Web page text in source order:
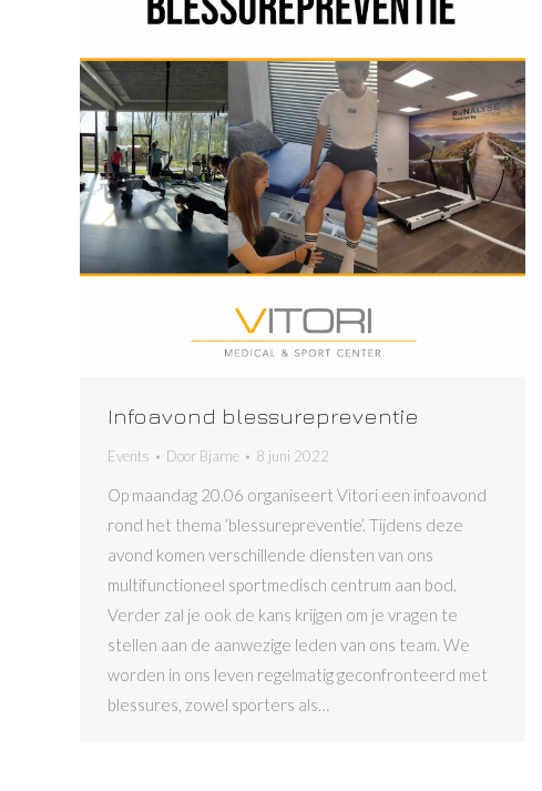
Infoavond blessurepreventie
Events Door Bjarne 8 juni 2022
Op maandag 20.06 organiseert Vitori een infoavond
rond het thema ‘blessurepreventie’. Tijdens deze
avond komen verschillende diensten van ons
multifunctioneel sportmedisch centrum aan bod.
Verder zal je ook de kans krijgen om je vragen te
stellen aan de aanwezige leden van ons team. We
worden in ons leven regelmatig geconfronteerd met
blessures, zowel sporters als…